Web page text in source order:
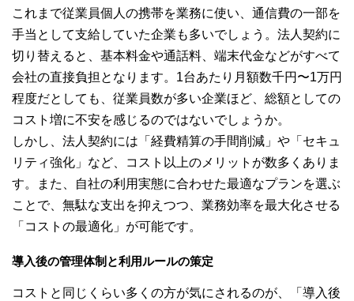
これまで従業員個人の携帯を業務に使い、通信費の一部を
手当として支給していた企業も多いでしょう。法人契約に
切り替えると、基本料金や通話料、端末代金などがすべて
会社の直接負担となります。1台あたり月額数千円〜1万円
程度だとしても、従業員数が多い企業ほど、総額としての
コスト増に不安を感じるのではないでしょうか。
しかし、法人契約には「経費精算の手間削減」や「セキュ
リティ強化」など、コスト以上のメリットが数多くありま
す。また、自社の利用実態に合わせた最適なプランを選ぶ
ことで、無駄な支出を抑えつつ、業務効率を最大化させる
「コストの最適化」が可能です。
導入後の管理体制と利用ルールの策定
コストと同じくらい多くの方が気にされるのが、「導入後